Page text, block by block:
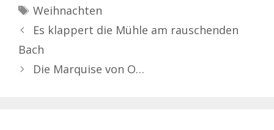
Schlagwörter
Weihnachten
Es klappert die Mühle am rauschenden
Bach
Die Marquise von O…